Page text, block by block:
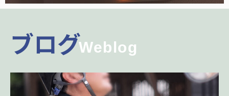
Weblog
ブログ